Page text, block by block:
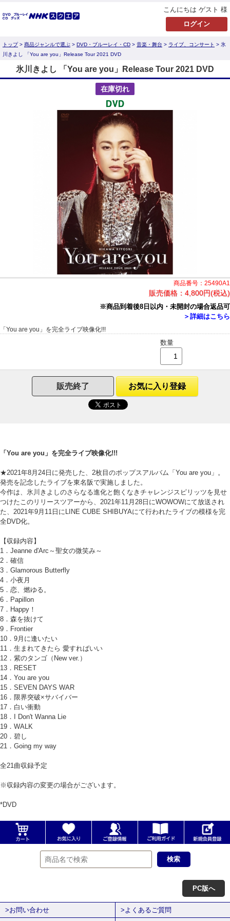
こんにちは ゲスト 様
トップ> 商品ジャンルで選ぶ > DVD・ブルーレイ・CD > 音楽・舞台 > ライブ、コンサート > 氷
川きよし 「You are you」Release Tour 2021 DVD
氷川きよし 「You are you」Release Tour 2021 DVD
在庫切れ
商品番号：25490A1
販売価格： 4,800円(税込)
※商品到着後8日以内・未開封の場合返品可
＞詳細はこちら
「You are you」を完全ライブ映像化!!!
数量
販売終了 お気に入り登録
「You are you」を完全ライブ映像化!!!
★2021年8月24日に発売した、2枚目のポップスアルバム「You are you」。
発売を記念したライブを東名阪で実施しました。
今作は、氷川きよしのさらなる進化と飽くなきチャレンジスピリッツを見せ
つけたこのリリースツアーから、2021年11月28日にWOWOWにて放送され
た、2021年9月11日にLINE CUBE SHIBUYAにて行われたライブの模様を完
全DVD化。
【収録内容】
1．Jeanne d'Arc～聖女の微笑み～
2．確信
3．Glamorous Butterfly
4．小夜月
5．恋、燃ゆる。
6．Papillon
7．Happy！
8．森を抜けて
9．Frontier
10．9月に逢いたい
11．生まれてきたら 愛すればいい
12．紫のタンゴ（New ver.）
13．RESET
14．You are you
15．SEVEN DAYS WAR
16．限界突破×サバイバー
17．白い衝動
18．I Don't Wanna Lie
19．WALK
20．碧し
21．Going my way
全21曲収録予定
※収録内容の変更の場合がございます。
*DVD
PC版へ
>お問い合わせ >よくあるご質問